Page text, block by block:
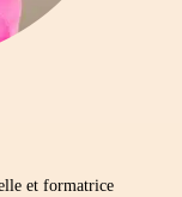
et formatrice